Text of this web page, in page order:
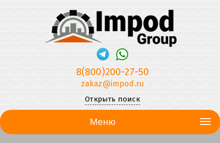
8(800)200-27-50
zakaz@impod.ru
Открыть поиск
Меню